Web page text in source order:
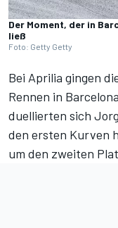
Der Moment, der in
ließ
Foto: Getty Getty
Bei Aprilia gingen
Rennen in
duellierten sich
den ersten Kurven
um den zweiten